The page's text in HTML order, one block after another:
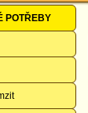
POTŘEBY